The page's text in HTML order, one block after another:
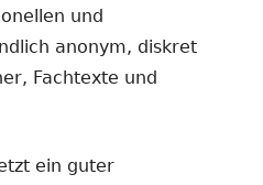
und
anonym, diskret
Fachtexte und
ein guter